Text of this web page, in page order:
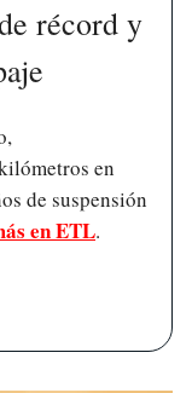
récord y
en
de suspensión
en ETL.